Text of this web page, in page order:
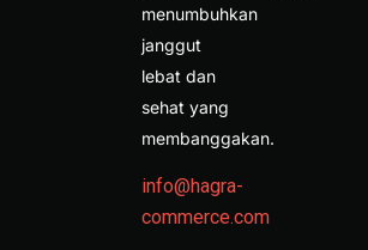
menumbuhkan
janggut
lebat dan
sehat yang
membanggakan.
info@hagra-
commerce.com